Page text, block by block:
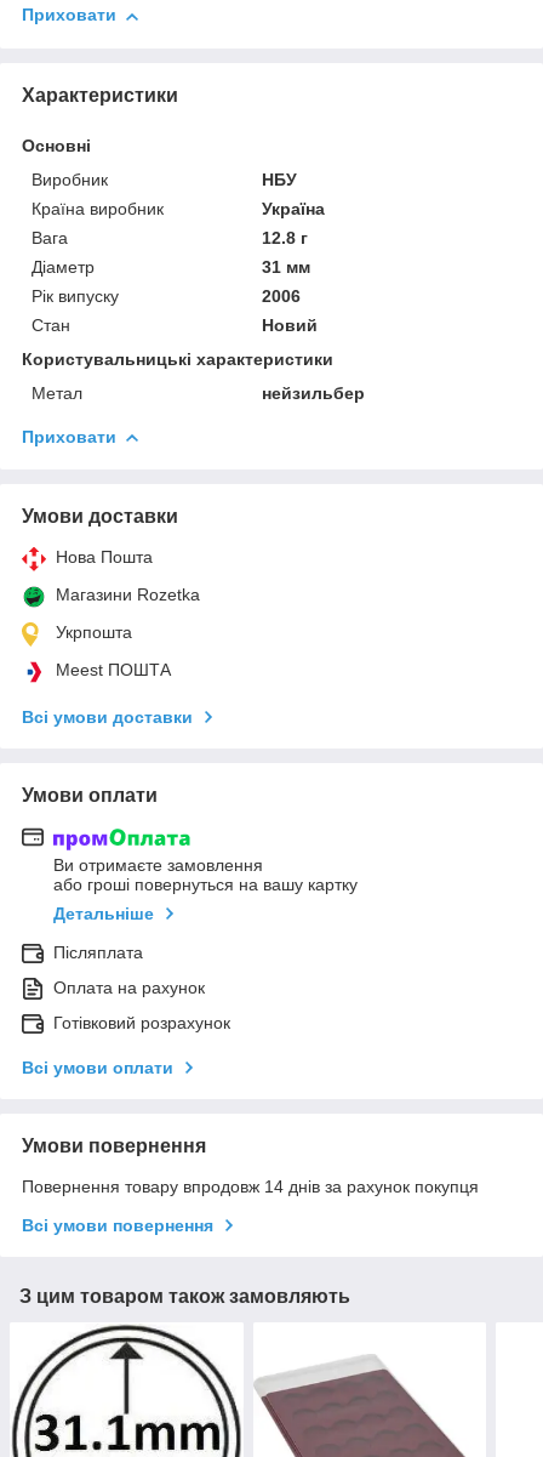
Приховати
Характеристики
Основні
Виробник
НБУ
Країна виробник
Україна
Вага
12.8 г
Діаметр
31 мм
Рік випуску
2006
Стан
Новий
Користувальницькі характеристики
Метал
нейзильбер
Приховати
Умови доставки
Нова Пошта
Магазини Rozetka
Укрпошта
Meest ПОШТА
Всі умови доставки
Умови оплати
Ви отримаєте замовлення
або гроші повернуться на вашу картку
Детальніше
Післяплата
Оплата на рахунок
Готівковий розрахунок
Всі умови оплати
Умови повернення
Повернення товару впродовж 14 днів за рахунок покупця
Всі умови повернення
З цим товаром також замовляють